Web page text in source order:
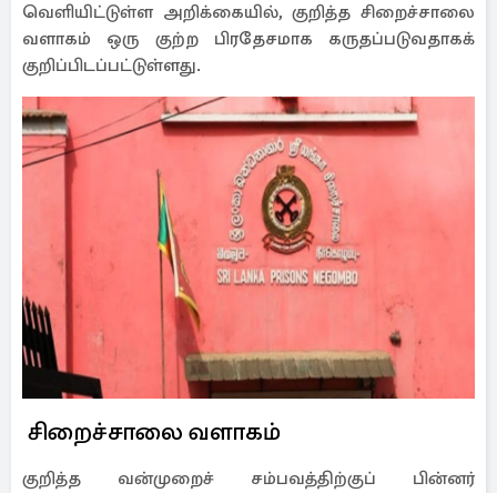
வெளியிட்டுள்ள அறிக்கையில், குறித்த சிறைச்சாலை
வளாகம் ஒரு குற்ற பிரதேசமாக கருதப்படுவதாகக்
குறிப்பிடப்பட்டுள்ளது.
சிறைச்சாலை வளாகம்
குறித்த வன்முறைச் சம்பவத்திற்குப் பின்னர்